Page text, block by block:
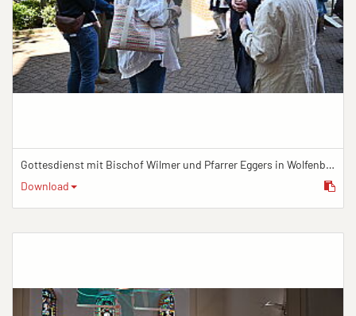
Gottesdienst mit Bischof Wilmer und Pfarrer Eggers in Wolfenbüttel
Download